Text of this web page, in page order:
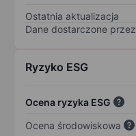
Ostatnia aktualizacja
Dane dostarczone przez
Ryzyko ESG
Ocena ryzyka ESG
Ocena środowiskowa